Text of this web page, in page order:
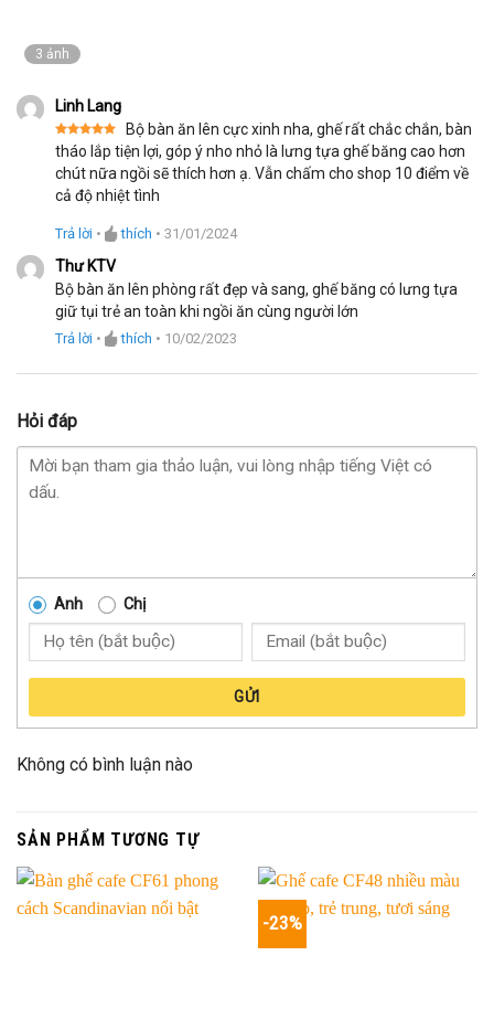
3 ảnh
Linh Lang
Được xếp
hạng 55
sao
Bộ bàn ăn lên cực xinh nha, ghế rất chắc chắn, bàn
tháo lắp tiện lợi, góp ý nho nhỏ là lưng tựa ghế băng cao hơn
chút nữa ngồi sẽ thích hơn ạ. Vẫn chấm cho shop 10 điểm về
cả độ nhiệt tình
Trả lời • thích • 31/01/2024
Thư KTV
Bộ bàn ăn lên phòng rất đẹp và sang, ghế băng có lưng tựa
giữ tụi trẻ an toàn khi ngồi ăn cùng người lớn
Trả lời • thích • 10/02/2023
Hỏi đáp
Anh Chị
GỬI
Không có bình luận nào
SẢN PHẨM TƯƠNG TỰ
-23%